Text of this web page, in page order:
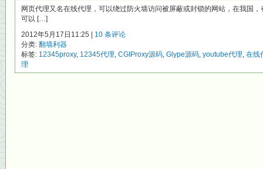
网页代理又名在线代理，可以绕过防火墙访问被屏蔽或封锁的网站，在我国
可以 […]
2012年5月17日11:25 | 10 条评论
分类: 翻墙利器
标签: 12345proxy, 12345代理, CGIProxy源码, Glype源码, youtube代理, 在线
理